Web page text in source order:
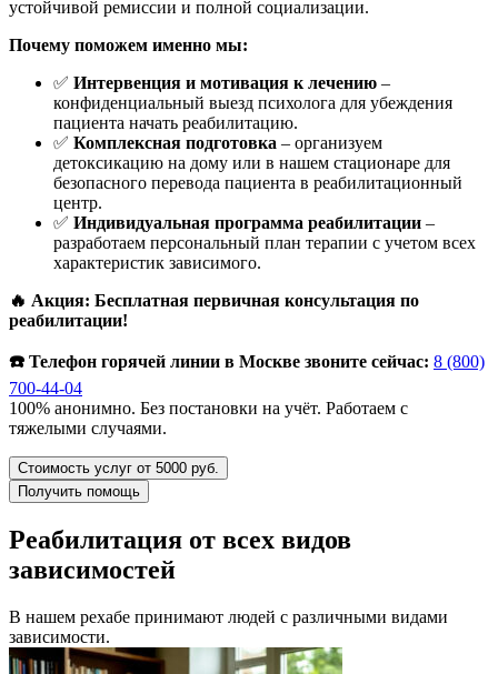
устойчивой ремиссии и полной социализации.
Почему поможем именно мы:
✅ Интервенция и мотивация к лечению –
конфиденциальный выезд психолога для убеждения
пациента начать реабилитацию.
✅ Комплексная подготовка – организуем
детоксикацию на дому или в нашем стационаре для
безопасного перевода пациента в реабилитационный
центр.
✅ Индивидуальная программа реабилитации –
разработаем персональный план терапии с учетом всех
характеристик зависимого.
🔥 Акция: Бесплатная первичная консультация по
реабилитации!
☎️ Телефон горячей линии в Москве звоните сейчас: 8 (800)
700-44-04
100% анонимно. Без постановки на учёт. Работаем с
тяжелыми случаями.
Стоимость услуг от 5000 руб.
Получить помощь
Реабилитация от всех видов
зависимостей
В нашем рехабе принимают людей с различными видами
зависимости.